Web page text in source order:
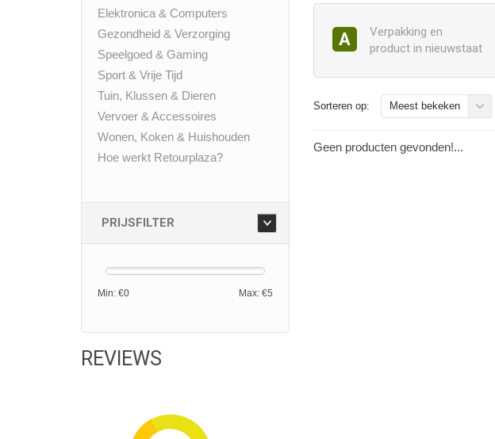
Elektronica & Computers
Gezondheid & Verzorging
Speelgoed & Gaming
Sport & Vrije Tijd
Tuin, Klussen & Dieren
Vervoer & Accessoires
Wonen, Koken & Huishouden
Hoe werkt Retourplaza?
PRIJSFILTER
Min: €0 Max: €5
REVIEWS
A
Verpakking en
product in nieuwstaat
Sorteren op: Meest bekeken
Geen producten gevonden!...